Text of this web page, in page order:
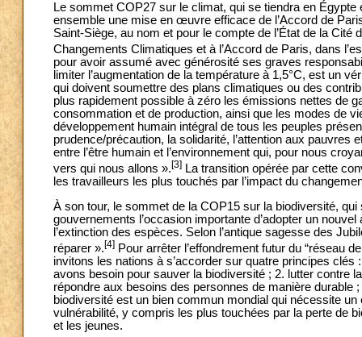
Le sommet COP27 sur le climat, qui se tiendra en
ensemble une mise en œuvre efficace de l’Accord de
Saint-Siège, au nom et pour le compte de l’État de la
Changements Climatiques et à l’Accord de Paris, dans
pour avoir assumé avec générosité ses graves
limiter l’augmentation de la température à 1,5°C, est un
qui doivent soumettre des plans climatiques ou des
plus rapidement possible à zéro les émissions nettes de
consommation et de production, ainsi que les modes de
développement humain intégral de tous les peuples
prudence/précaution, la solidarité, l’attention aux pauvres
entre l’être humain et l’environnement qui, pour nous
vers qui nous allons ».[3] La transition opérée par cette
les travailleurs les plus touchés par l’impact du
À son tour, le sommet de la COP15 sur la biodiversité,
gouvernements l’occasion importante d’adopter un
l’extinction des espèces. Selon l’antique sagesse des
réparer ».[4] Pour arrêter l’effondrement futur du “réseau
invitons les nations à s’accorder sur quatre principes
avons besoin pour sauver la biodiversité ; 2. lutter contre
répondre aux besoins des personnes de manière durable
biodiversité est un bien commun mondial qui nécessite
vulnérabilité, y compris les plus touchées par la perte de
et les jeunes.